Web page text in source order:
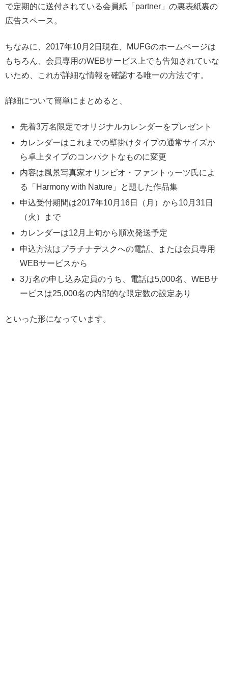
で定期的に送付されている会員紙「partner」の裏表紙裏の
広告スペース。
ちなみに、2017年10月2日現在、MUFGのホームページは
もちろん、会員専用のWEBサービス上でも告知されていな
いため、これが詳細な情報を確認する唯一の方法です。
詳細について簡単にまとめると、
先着3万名限定でオリジナルカレンダーをプレゼント
カレンダーはこれまでの壁掛けタイプの通常サイズか
ら卓上タイプのコンパクトなものに変更
内容は風景写真家オリンビオ・ファントゥーツ氏によ
る「Harmony with Nature」と題した作品集
申込受付期間は2017年10月16日（月）から10月31日
（火）まで
カレンダーは12月上旬から順次発送予定
申込方法はプラチナデスクへの電話、または会員専用
WEBサービスから
3万名の申し込み定員のうち、電話は5,000名、WEBサ
ービスは25,000名の内部的な限定数の設定あり
といった形になっています。